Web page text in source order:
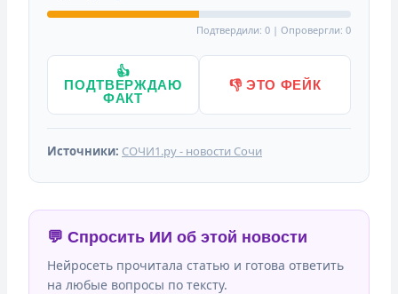
Подтвердили: 0 | Опровергли: 0
👍
ПОДТВЕРЖДАЮ
ФАКТ
👎 ЭТО ФЕЙК
Источники: СОЧИ1.ру - новости Сочи
💬 Спросить ИИ об этой новости
Нейросеть прочитала статью и готова ответить
на любые вопросы по тексту.